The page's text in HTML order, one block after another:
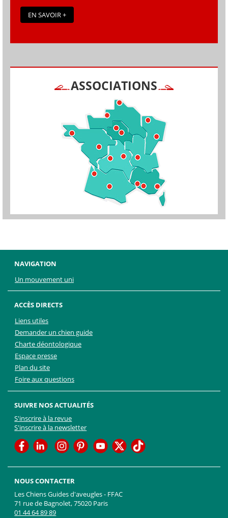
EN SAVOIR +
ASSOCIATIONS
NAVIGATION
Un mouvement uni
ACCÈS DIRECTS
Liens utiles
Demander un chien guide
Charte déontologique
Espace presse
Plan du site
Foire aux questions
SUIVRE NOS ACTUALITÉS
S'inscrire à la revue
S'inscrire à la newsletter
FacebookLinkedinFacebook YoutubeTwitterTikTok
NOUS CONTACTER
Les Chiens Guides d'aveugles - FFAC
71 rue de Bagnolet, 75020 Paris
01 44 64 89 89